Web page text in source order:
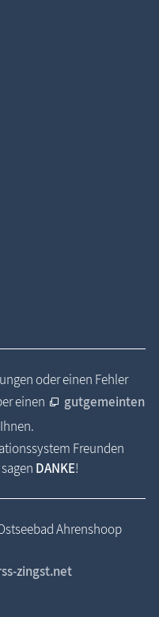
oder einen Fehler
einen
gutgemeinten
Freunden
DANKE!
Ahrenshoop
zingst.net